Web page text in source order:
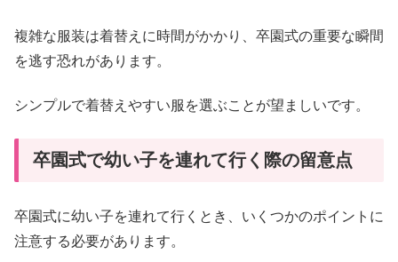
複雑な服装は着替えに時間がかかり、卒園式の重要な瞬間
を逃す恐れがあります。
シンプルで着替えやすい服を選ぶことが望ましいです。
卒園式で幼い子を連れて行く際の留意点
卒園式に幼い子を連れて行くとき、いくつかのポイントに
注意する必要があります。